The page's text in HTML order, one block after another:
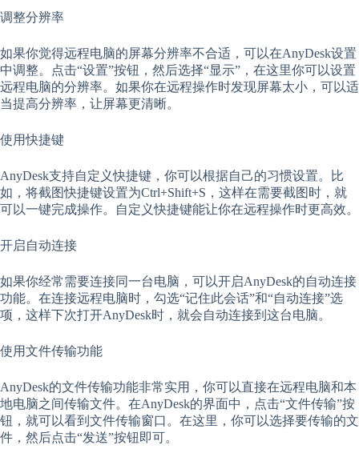
调整分辨率
如果你觉得远程电脑的屏幕分辨率不合适，可以在AnyDesk设置
中调整。点击“设置”按钮，然后选择“显示”，在这里你可以设置
远程电脑的分辨率。如果你在远程操作时发现屏幕太小，可以适
当提高分辨率，让屏幕更清晰。
使用快捷键
AnyDesk支持自定义快捷键，你可以根据自己的习惯设置。比
如，将截图快捷键设置为Ctrl+Shift+S，这样在需要截图时，就
可以一键完成操作。自定义快捷键能让你在远程操作时更高效。
开启自动连接
如果你经常需要连接同一台电脑，可以开启AnyDesk的自动连接
功能。在连接远程电脑时，勾选“记住此会话”和“自动连接”选
项，这样下次打开AnyDesk时，就会自动连接到这台电脑。
使用文件传输功能
AnyDesk的文件传输功能非常实用，你可以直接在远程电脑和本
地电脑之间传输文件。在AnyDesk的界面中，点击“文件传输”按
钮，就可以看到文件传输窗口。在这里，你可以选择要传输的文
件，然后点击“发送”按钮即可。